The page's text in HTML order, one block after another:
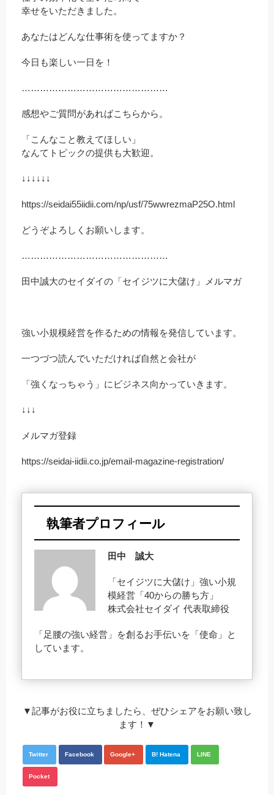
幸せをいただきました。
あなたはどんな仕事術を使ってますか？
今日も楽しい一日を！
…………………………………………
感想やご質問があればこちらから。
「こんなこと教えてほしい」
なんてトピックの提供も大歓迎。
↓↓↓↓↓↓
https://seidai55iidii.com/np/usf/75wwrezmaP25O.html
どうぞよろしくお願いします。
…………………………………………
田中誠大のセイダイの「セイジツに大儲け」メルマガ
強い小規模経営を作るための情報を発信しています。
一つづつ読んでいただければ自然と会社が
「強くなっちゃう」にビジネス向かっていきます。
↓↓↓
メルマガ登録
https://seidai-iidii.co.jp/email-magazine-registration/
執筆者プロフィール
田中 誠大
「セイジツに大儲け」強い小規
模経営「40からの勝ち方」
株式会社セイダイ 代表取締役
「足腰の強い経営」を創るお手伝いを「使命」と
しています。
▼記事がお役に立ちましたら、ぜひシェアをお願い致し
ます！▼
Twitter Facebook Google+ B! Hatena LINE
Pocket